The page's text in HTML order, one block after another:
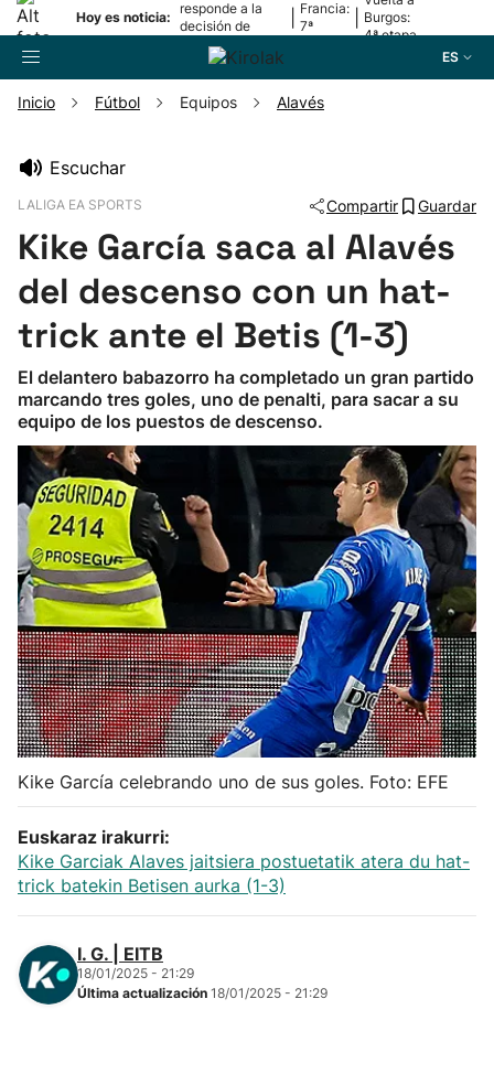
Hoy es noticia:
responde a la
decisión de
Oriamendi
Francia:
7ª
Burgos:
4ª etapa
ES
Pelota
Remo
Baloncesto
Ciclismo
Herri-kirolak
Balonmano
Kirolak 360
Atletismo
Carreras de montaña
Más deportes
"Helmuga"
Inicio Fútbol Equipos Alavés
Escuchar
LALIGA EA SPORTS Compartir Guardar
Kike García saca al Alavés
del descenso con un hat-
trick ante el Betis (1-3)
El delantero babazorro ha completado un gran partido
marcando tres goles, uno de penalti, para sacar a su
equipo de los puestos de descenso.
Kike García celebrando uno de sus goles. Foto: EFE
Euskaraz irakurri:
Kike Garciak Alaves jaitsiera postuetatik atera du hat-
trick batekin Betisen aurka (1-3)
I. G. | EITB
18/01/2025 - 21:29
Última actualización 18/01/2025 - 21:29